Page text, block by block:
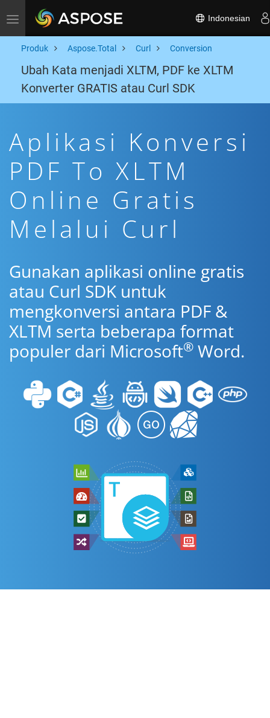
Toggle navigation Indonesian
Produk Aspose.Total Curl Conversion
Ubah Kata menjadi XLTM, PDF ke XLTM
Konverter GRATIS atau Curl SDK
Aplikasi Konversi
PDF To XLTM
Online Gratis
Melalui Curl
Gunakan aplikasi online gratis
atau Curl SDK untuk
mengkonversi antara PDF &
XLTM serta beberapa format
populer dari Microsoft® Word.